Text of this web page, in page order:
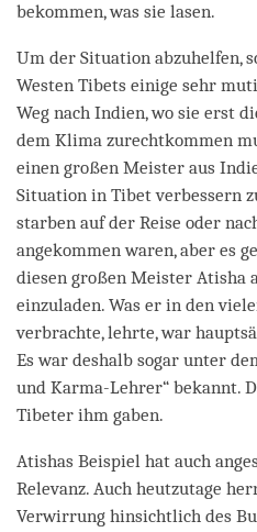
bekommen, was sie lasen.
Um der Situation abzuhelfen,
Westen Tibets einige sehr
Weg nach Indien, wo sie erst
dem Klima zurechtkommen
einen großen Meister aus
Situation in Tibet verbessern
starben auf der Reise oder
angekommen waren, aber es
diesen großen Meister Atisha
einzuladen. Was er in den
verbrachte, lehrte, war
Es war deshalb sogar unter
und Karma-Lehrer“ bekannt.
Tibeter ihm gaben.
Atishas Beispiel hat auch
Relevanz. Auch heutzutage
Verwirrung hinsichtlich des